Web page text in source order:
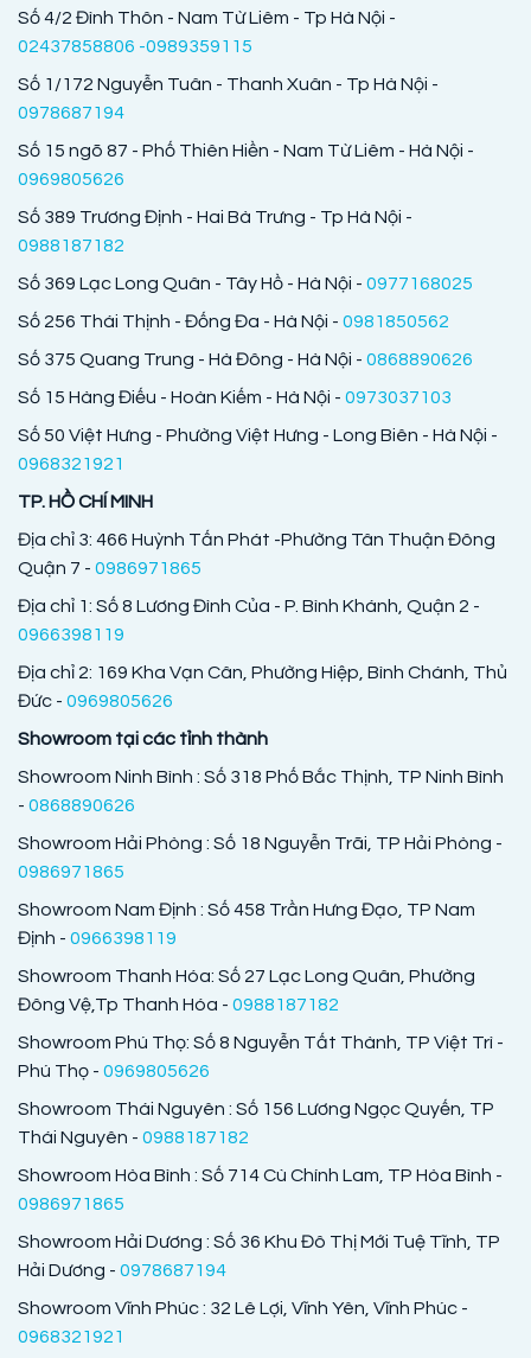
Số 4/2 Đình Thôn - Nam Từ Liêm - Tp Hà Nội -
02437858806 -0989359115
Số 1/172 Nguyễn Tuân - Thanh Xuân - Tp Hà Nội -
0978687194
Số 15 ngõ 87 - Phố Thiên Hiền - Nam Từ Liêm - Hà Nội -
0969805626
Số 389 Trương Định - Hai Bà Trưng - Tp Hà Nội -
0988187182
Số 369 Lạc Long Quân - Tây Hồ - Hà Nội - 0977168025
Số 256 Thái Thịnh - Đống Đa - Hà Nội - 0981850562
Số 375 Quang Trung - Hà Đông - Hà Nội - 0868890626
Số 15 Hàng Điếu - Hoàn Kiếm - Hà Nội - 0973037103
Số 50 Việt Hưng - Phường Việt Hưng - Long Biên - Hà Nội -
0968321921
TP. HỒ CHÍ MINH
Địa chỉ 3: 466 Huỳnh Tấn Phát -Phường Tân Thuận Đông
Quận 7 - 0986971865
Địa chỉ 1: Số 8 Lương Đình Của - P. Bình Khánh, Quận 2 -
0966398119
Địa chỉ 2: 169 Kha Vạn Cân, Phường Hiệp, Bình Chánh, Thủ
Đức - 0969805626
Showroom tại các tỉnh thành
Showroom Ninh Bình : Số 318 Phố Bắc Thịnh, TP Ninh Bình
- 0868890626
Showroom Hải Phòng : Số 18 Nguyễn Trãi, TP Hải Phòng -
0986971865
Showroom Nam Định : Số 458 Trần Hưng Đạo, TP Nam
Định - 0966398119
Showroom Thanh Hóa: Số 27 Lạc Long Quân, Phường
Đông Vệ,Tp Thanh Hóa - 0988187182
Showroom Phú Thọ: Số 8 Nguyễn Tất Thành, TP Việt Trì -
Phú Thọ - 0969805626
Showroom Thái Nguyên : Số 156 Lương Ngọc Quyến, TP
Thái Nguyên - 0988187182
Showroom Hòa Bình : Số 714 Cù Chính Lam, TP Hòa Bình -
0986971865
Showroom Hải Dương : Số 36 Khu Đô Thị Mới Tuệ Tĩnh, TP
Hải Dương - 0978687194
Showroom Vĩnh Phúc : 32 Lê Lợi, Vĩnh Yên, Vĩnh Phúc -
0968321921